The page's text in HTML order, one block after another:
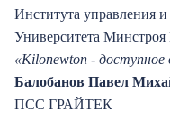
Института управления
Университета
«Kilonewton -
Балобанов Павел
ПСС ГРАЙТЕК